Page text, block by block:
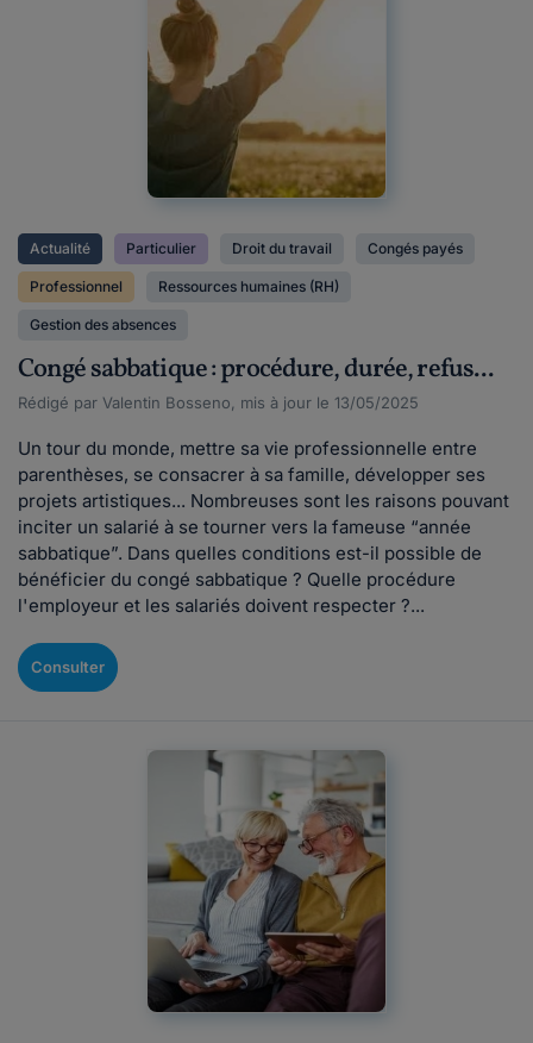
Actualité Particulier Droit du travail Congés payés
Professionnel Ressources humaines (RH)
Gestion des absences
Congé sabbatique : procédure, durée, refus...
Rédigé par Valentin Bosseno, mis à jour le 13/05/2025
Un tour du monde, mettre sa vie professionnelle entre
parenthèses, se consacrer à sa famille, développer ses
projets artistiques... Nombreuses sont les raisons pouvant
inciter un salarié à se tourner vers la fameuse “année
sabbatique”. Dans quelles conditions est-il possible de
bénéficier du congé sabbatique ? Quelle procédure
l'employeur et les salariés doivent respecter ?...
Consulter